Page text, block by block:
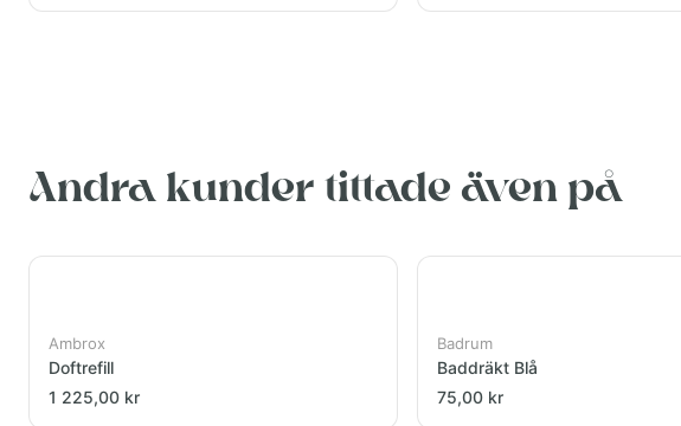
Andra kunder tittade även på
Ambrox
Doftrefill
1 225,00 kr
Badrum
Baddräkt Blå
75,00 kr